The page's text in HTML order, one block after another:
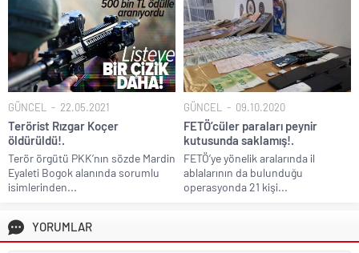
GÜNCEL 22.05.2021
Terörist Rızgar Koçer
öldürüldü!.
Terör örgütü PKK’nın sözde Mardin
Eyaleti Bogok alanında sorumlu
isimlerinden...
GÜNCEL 09.10.2020
FETÖ’cüler paraları peynir
kutusunda saklamış!.
FETÖ’ye yönelik aralarında il
ablalarının da bulunduğu
operasyonda 21 kişi...
YORUMLAR